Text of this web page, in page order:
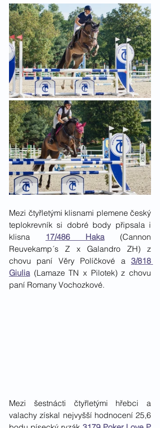
Mezi čtyřletými klisnami plemene český
teplokrevník si dobré body připsala i
klisna 17/486 Haka (Cannon
Reuvekamp´s Z x Galandro ZH) z
chovu paní Věry Políčkové a 3/818
Giulia (Lamaze TN x Pilotek) z chovu
paní Romany Vochozkové.
Mezi šestnácti čtyřletými hřebci a
valachy získal nejvyšší hodnocení 25,6